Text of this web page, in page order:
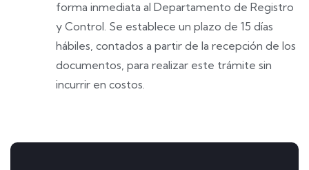
forma inmediata al Departamento de Registro
y Control. Se establece un plazo de 15 días
hábiles, contados a partir de la recepción de los
documentos, para realizar este trámite sin
incurrir en costos.